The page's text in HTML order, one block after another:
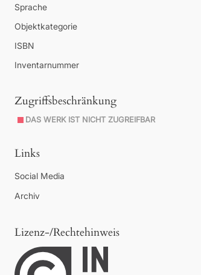
Sprache
Objektkategorie
ISBN
Inventarnummer
Zugriffsbeschränkung
DAS WERK IST NICHT ZUGREIFBAR
Links
Social Media
Archiv
Lizenz-/Rechtehinweis